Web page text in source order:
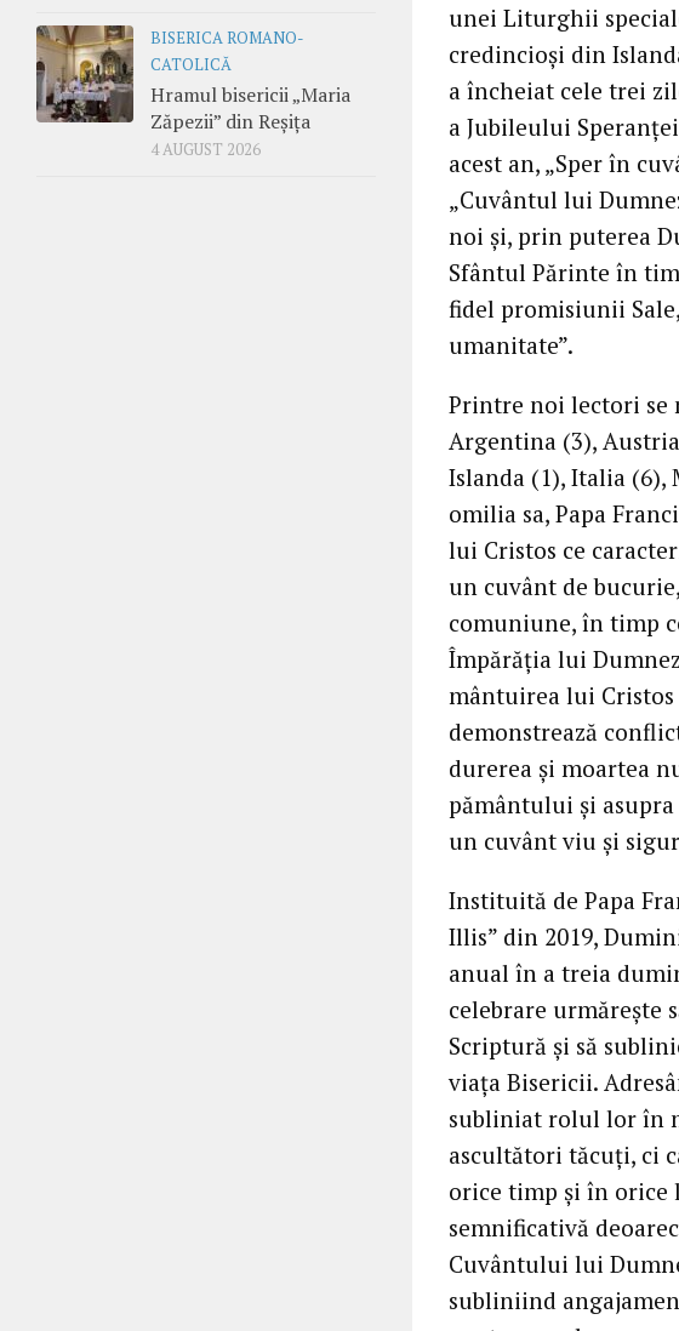
unei Liturghii
credincioși din
a încheiat cele trei
a Jubileului
acest an, „Sper în
„Cuvântul lui
noi și, prin puterea
Sfântul Părinte în
fidel promisiunii
umanitate”.
Printre noi lectori se
Argentina (3),
Islanda (1), Italia (6),
omilia sa, Papa
lui Cristos ce
un cuvânt de
comuniune, în timp
Împărăția lui
mântuirea lui Cristos
demonstrează
durerea și moartea
pământului și
un cuvânt viu și
Instituită de Papa
Illis” din 2019,
anual în a treia
celebrare urmărește
Scriptură și să
viața Bisericii.
subliniat rolul lor în
ascultători tăcuți, ci
orice timp și în orice
semnificativă
Cuvântului lui
subliniind
BISERICA ROMANO-
CATOLICĂ
Hramul bisericii „Maria
Zăpezii” din Reșița
4 AUGUST 2026